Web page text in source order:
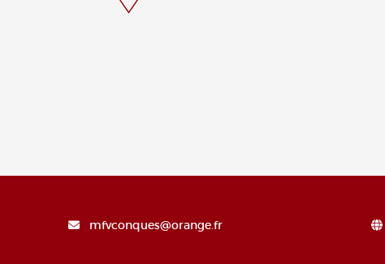
mfvconques@orange.fr